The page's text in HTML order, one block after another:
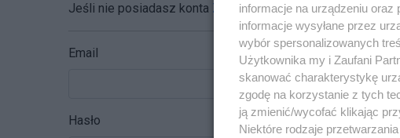
Jeśli nie posiadasz konta Zarejestruj się
Email
Hasło
informacje na urządzeniu oraz
informacje wysyłane przez
wybór spersonalizowanych
Użytkownika my i Zaufani
skanować charakterystykę
zgodę na korzystanie z tych
ją zmienić/wycofać klikając
Niektóre rodzaje